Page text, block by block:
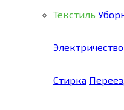
Текстиль
Электричество
Стирка